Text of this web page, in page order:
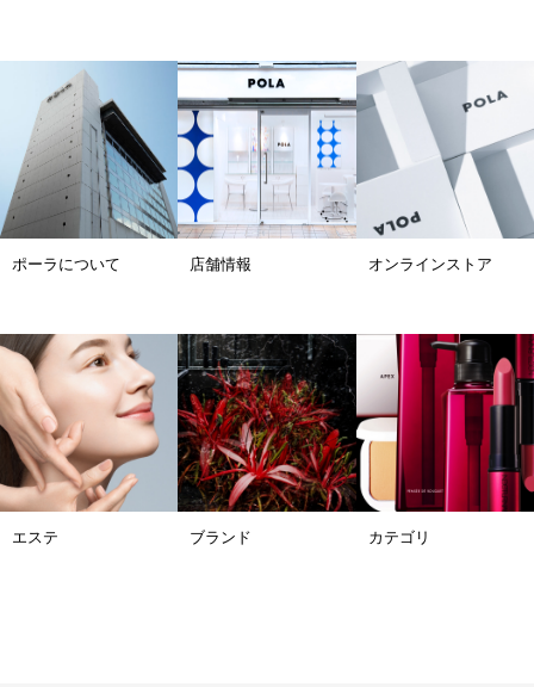
ポーラについて 店舗情報 オンラインストア
エステ ブランド カテゴリ